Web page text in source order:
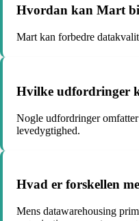
Hvordan kan Mart
Mart kan forbedre
Hvilke udfordringer
Nogle udfordringer
levedygtighed.
Hvad er forskellen
Mens datawarehousing